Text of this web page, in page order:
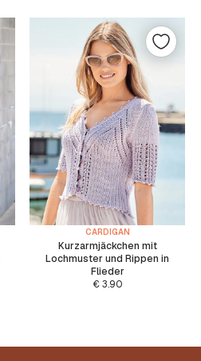
CARDIGAN
Kurzarmjäckchen mit
Lochmuster und Rippen in
Flieder
€3.90